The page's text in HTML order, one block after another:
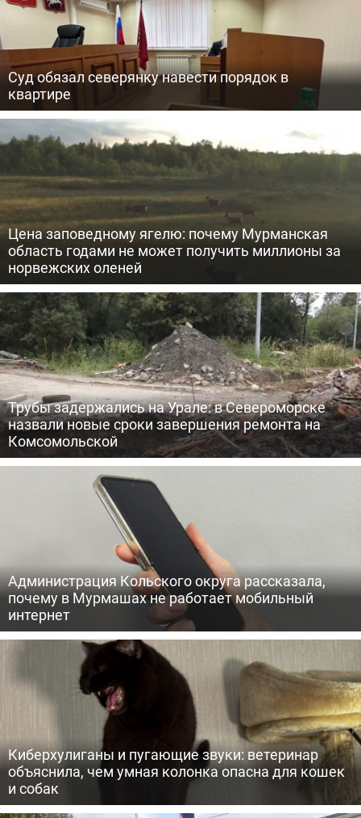
Суд обязал северянку навести порядок в
квартире
Цена заповедному ягелю: почему Мурманская
область годами не может получить миллионы за
норвежских оленей
Трубы задержались на Урале: в Североморске
назвали новые сроки завершения ремонта на
Комсомольской
Администрация Кольского округа рассказала,
почему в Мурмашах не работает мобильный
интернет
Киберхулиганы и пугающие звуки: ветеринар
объяснила, чем умная колонка опасна для кошек
и собак